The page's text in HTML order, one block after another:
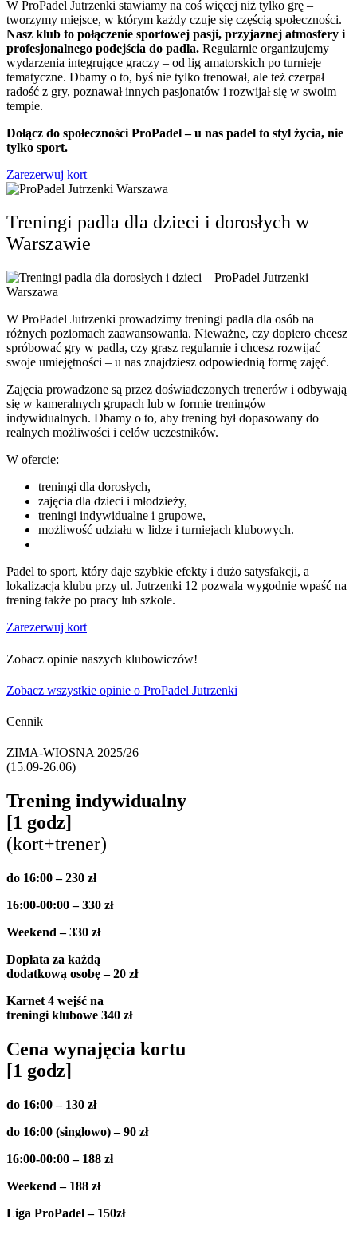
W ProPadel Jutrzenki stawiamy na coś więcej niż tylko grę –
tworzymy miejsce, w którym każdy czuje się częścią społeczności.
Nasz klub to połączenie sportowej pasji, przyjaznej atmosfery i
profesjonalnego podejścia do padla. Regularnie organizujemy
wydarzenia integrujące graczy – od lig amatorskich po turnieje
tematyczne. Dbamy o to, byś nie tylko trenował, ale też czerpał
radość z gry, poznawał innych pasjonatów i rozwijał się w swoim
tempie.
Dołącz do społeczności ProPadel – u nas padel to styl życia, nie
tylko sport.
Zarezerwuj kort
Treningi padla dla dzieci i dorosłych w
Warszawie
W ProPadel Jutrzenki prowadzimy treningi padla dla osób na
różnych poziomach zaawansowania. Nieważne, czy dopiero chcesz
spróbować gry w padla, czy grasz regularnie i chcesz rozwijać
swoje umiejętności – u nas znajdziesz odpowiednią formę zajęć.
Zajęcia prowadzone są przez doświadczonych trenerów i odbywają
się w kameralnych grupach lub w formie treningów
indywidualnych. Dbamy o to, aby trening był dopasowany do
realnych możliwości i celów uczestników.
W ofercie:
treningi dla dorosłych,
zajęcia dla dzieci i młodzieży,
treningi indywidualne i grupowe,
możliwość udziału w lidze i turniejach klubowych.
Padel to sport, który daje szybkie efekty i dużo satysfakcji, a
lokalizacja klubu przy ul. Jutrzenki 12 pozwala wygodnie wpaść na
trening także po pracy lub szkole.
Zarezerwuj kort
Zobacz opinie naszych klubowiczów!
Zobacz wszystkie opinie o ProPadel Jutrzenki
Cennik
ZIMA-WIOSNA 2025/26
(15.09-26.06)
Trening indywidualny
[1 godz]
(kort+trener)
do 16:00 – 230 zł
16:00-00:00 – 330 zł
Weekend – 330 zł
Dopłata za każdą
dodatkową osobę – 20 zł
Karnet 4 wejść na
treningi klubowe 340 zł
Cena wynajęcia kortu
[1 godz]
do 16:00 – 130 zł
do 16:00 (singlowo) – 90 zł
16:00-00:00 – 188 zł
Weekend – 188 zł
Liga ProPadel – 150zł